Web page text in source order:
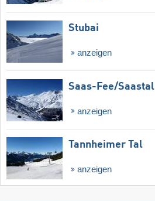
Stubai
anzeigen
Saas-Fee/​Saastal
anzeigen
Tannheimer Tal
anzeigen